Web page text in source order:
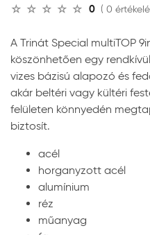
0 ( 0
A Trinát Special multiTOP
köszönhetően egy
vizes bázisú alapozó és
akár beltéri vagy kültéri
felületen könnyedén
biztosít.
acél
horganyzott acél
alumínium
réz
műanyag